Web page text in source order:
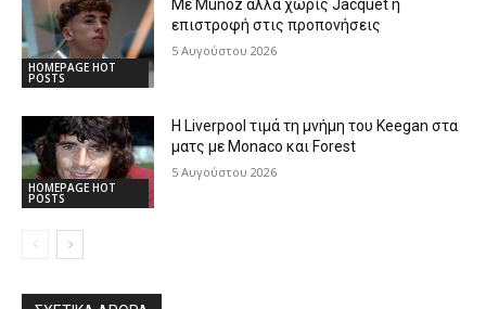
HOMEPAGE HOT
POSTS
Με Munoz αλλά χωρίς Jacquet η
επιστροφή στις προπονήσεις
5 Αυγούστου 2026
HOMEPAGE HOT
POSTS
Η Liverpool τιμά τη μνήμη του Keegan στα
ματς με Monaco και Forest
5 Αυγούστου 2026